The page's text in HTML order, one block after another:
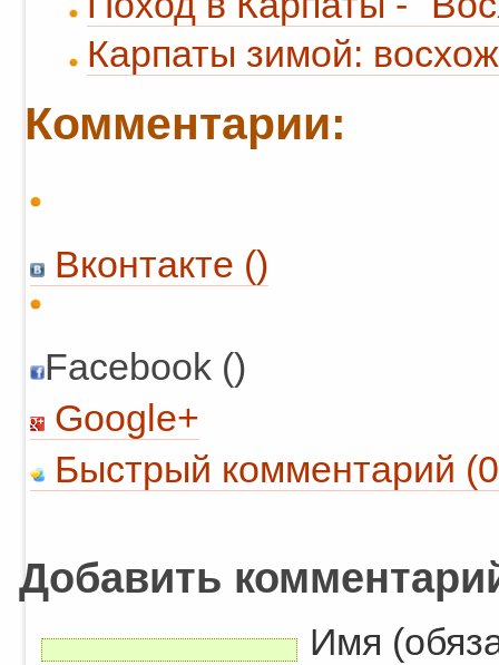
Карпаты зимой:
Комментарии:
Вконтакте ()
Facebook ()
Google+
Быстрый комментарий
Добавить
Имя